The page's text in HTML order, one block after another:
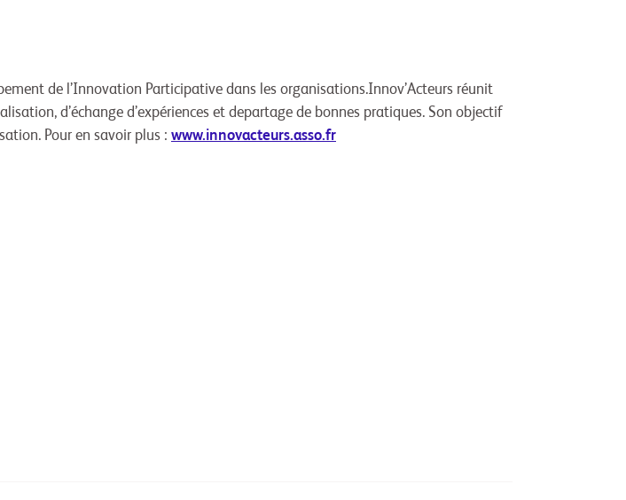
de l’Innovation Participative dans les organisations.Innov’Acteurs réunit
d’échange d’expériences et departage de bonnes pratiques. Son objectif
Pour en savoir plus : www.innovacteurs.asso.fr